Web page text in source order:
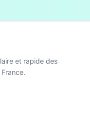
et rapide des